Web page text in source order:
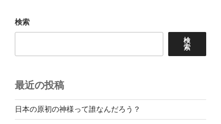
ン
検索
検
索
最近の投稿
日本の原初の神様って誰なんだろう？